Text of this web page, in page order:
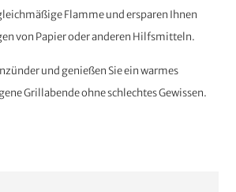
Flamme und ersparen Ihnen
von Papier oder anderen Hilfsmitteln.
und genießen Sie ein warmes
Grillabende ohne schlechtes Gewissen.